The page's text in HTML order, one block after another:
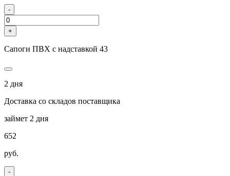
-
+
Сапоги ПВХ с надставкой 43
2 дня
Доставка со складов поставщика
займет 2 дня
652
руб.
-